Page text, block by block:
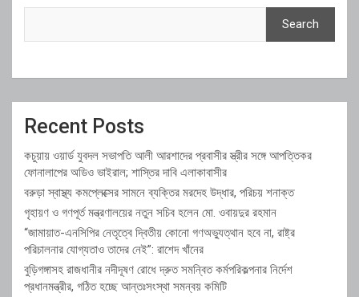
Search
Recent Posts
কচুয়ায় ওয়ার্ড যুবদল সভাপতি আলী আরশাদের প্রবাসীর স্ত্রীর সঙ্গে আপত্তিকর
ফোনালাপের অডিও ভাইরাল; শাস্তির দাবি এলাকাবাসীর
বরুড়া স্বাস্থ্য কমপ্লেক্সের সামনে ব্যক্তির মরদেহ উদ্ধার, পরিচয় শনাক্ত
গৃহায়ণ ও গণপূর্ত মন্ত্রণালয়ের নতুন সচিব হলেন মো. ওবায়দুর রহমান
“জামায়াত-এনসিপির নেতৃত্বে দ্বিতীয় কোনো গণঅভ্যুত্থান হবে না, রাষ্ট্র
পরিচালনার যোগ্যতাও তাদের নেই”: রাশেদ খাঁনের
বুড়িগঙ্গাসহ রাজধানীর নদীদূষণ রোধে দ্রুত সমন্বিত কর্মপরিকল্পনার নির্দেশ
প্রধানমন্ত্রীর, গঠিত হচ্ছে আন্তঃসংস্থা সমন্বয় কমিটি